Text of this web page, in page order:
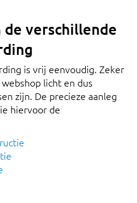
de verschillende
is vrij eenvoudig. Zeker
licht en dus
zijn. De precieze aanleg
hiervoor de